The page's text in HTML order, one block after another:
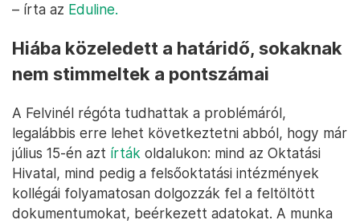
– írta az Eduline.
Hiába közeledett a határidő, sokaknak
nem stimmeltek a pontszámai
A Felvinél régóta tudhattak a problémáról,
legalábbis erre lehet következtetni abból, hogy már
július 15-én azt írták oldalukon: mind az Oktatási
Hivatal, mind pedig a felsőoktatási intézmények
kollégái folyamatosan dolgozzák fel a feltöltött
dokumentumokat, beérkezett adatokat. A munka